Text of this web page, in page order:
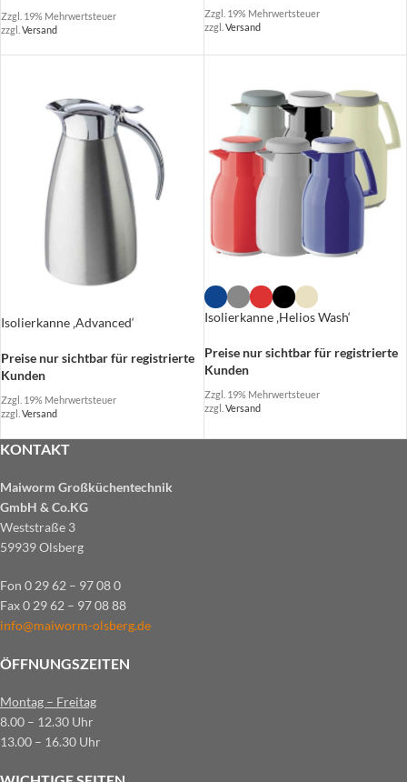
Zzgl. 19% Mehrwertsteuer
zzgl. Versand
Zzgl. 19% Mehrwertsteuer
zzgl. Versand
Isolierkanne ‚Advanced‘
Preise nur sichtbar für registrierte
Kunden
Zzgl. 19% Mehrwertsteuer
zzgl. Versand
Isolierkanne ‚Helios Wash‘
Preise nur sichtbar für registrierte
Kunden
Zzgl. 19% Mehrwertsteuer
zzgl. Versand
KONTAKT
Maiworm Großküchentechnik
GmbH & Co.KG
Weststraße 3
59939 Olsberg
Fon 0 29 62 – 97 08 0
Fax 0 29 62 – 97 08 88
info@maiworm-olsberg.de
ÖFFNUNGSZEITEN
Montag – Freitag
8.00 – 12.30 Uhr
13.00 – 16.30 Uhr